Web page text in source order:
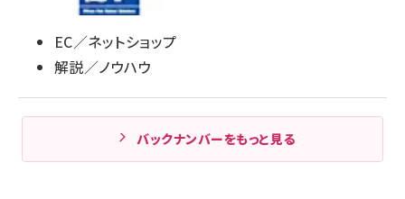
EC／ネットショップ
解説／ノウハウ
バックナンバーをもっと見る